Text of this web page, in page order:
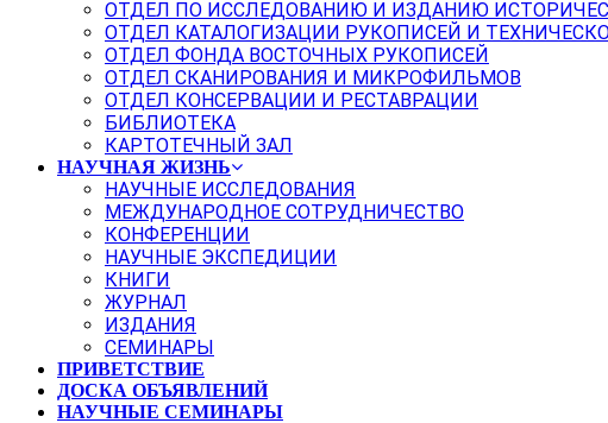
ОТДЕЛ ПО ИССЛЕДОВАНИЮ И ИЗДАНИЮ
ОТДЕЛ КАТАЛОГИЗАЦИИ РУКОПИСЕЙ И
ОТДЕЛ ФОНДА ВОСТОЧНЫХ РУКОПИСЕЙ
ОТДЕЛ СКАНИРОВАНИЯ И МИКРОФИЛЬМОВ
ОТДЕЛ КОНСЕРВАЦИИ И РЕСТАВРАЦИИ
БИБЛИОТЕКА
КАРТОТЕЧНЫЙ ЗАЛ
НАУЧНАЯ ЖИЗНЬ
НАУЧНЫЕ ИССЛЕДОВАНИЯ
МЕЖДУНАРОДНОЕ СОТРУДНИЧЕСТВО
КОНФЕРЕНЦИИ
НАУЧНЫЕ ЭКСПЕДИЦИИ
КНИГИ
ЖУРНАЛ
ИЗДАНИЯ
СЕМИНАРЫ
ПРИВЕТСТВИЕ
ДОСКА ОБЪЯВЛЕНИЙ
НАУЧНЫЕ СЕМИНАРЫ